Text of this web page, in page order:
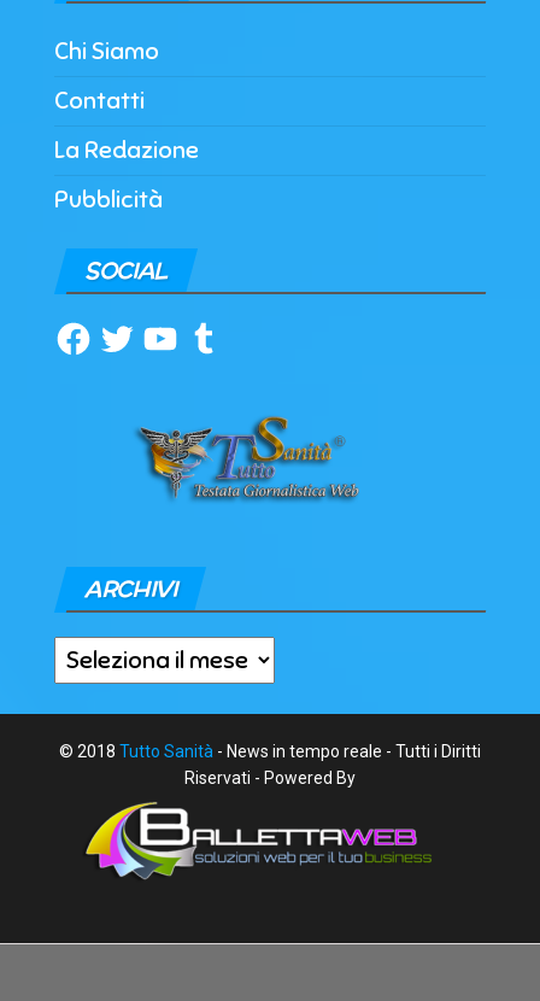
Chi Siamo
Contatti
La Redazione
Pubblicità
SOCIAL
Facebook
TwitterYouTubeTumblr
ARCHIVI
Archivi
© 2018 Tutto Sanità - News in tempo reale - Tutti i Diritti
Riservati - Powered By